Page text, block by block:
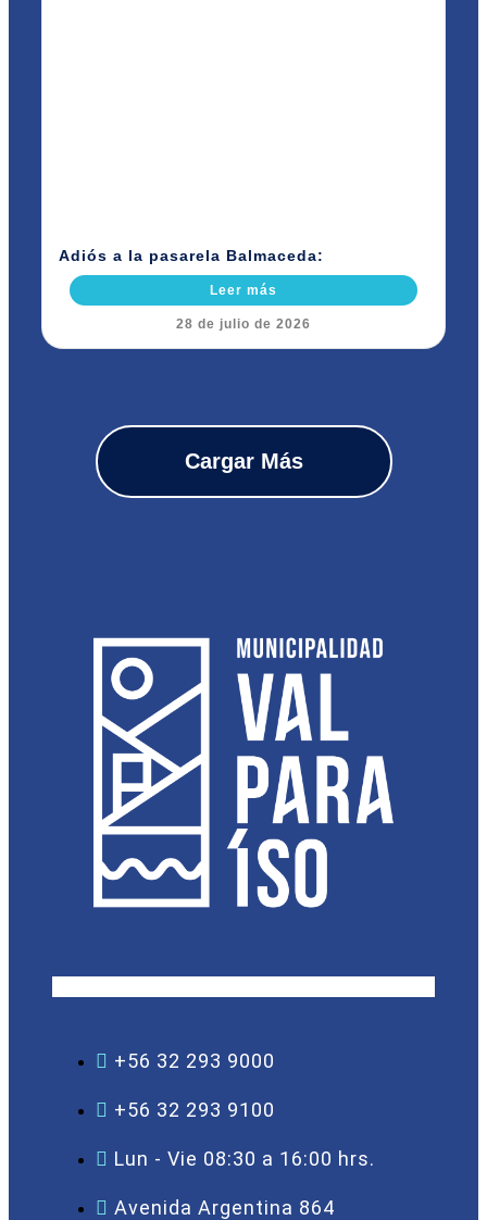
Adiós a la pasarela Balmaceda:
Leer más
28 de julio de 2026
Cargar Más
+56 32 293 9000
+56 32 293 9100
Lun - Vie 08:30 a 16:00 hrs.
Avenida Argentina 864